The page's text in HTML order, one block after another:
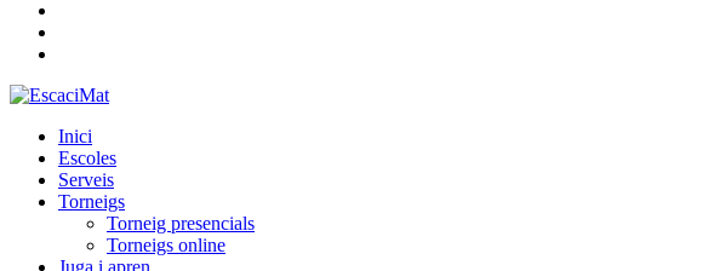
Inici
Escoles
Serveis
Torneigs
Torneig presencials
Torneigs online
Juga i apren